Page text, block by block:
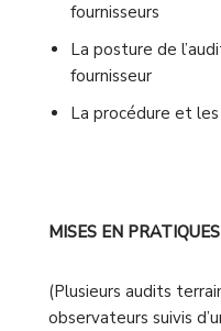
fournisseurs
La posture de
fournisseur
La procédure et
MISES EN PRATIQUES
(Plusieurs audits
observateurs suivis